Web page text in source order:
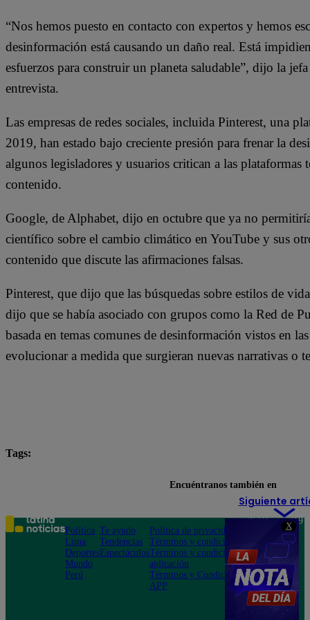
X
“Nos hemos puesto en contacto con expertos y hemos
desinformación está causando un daño real. Está
esfuerzos para construir un planeta saludable”, dijo la
entrevista.
Las empresas de redes sociales, incluida Pinterest, una
2019, han estado bajo creciente presión para frenar la
algunos legisladores y usuarios critican a las plataformas
contenido.
Google, de Alphabet, dijo en octubre que ya no
científico sobre el cambio climático en YouTube y sus
contenido que discute las afirmaciones falsas.
Pinterest, que dijo que las búsquedas sobre estilos de
dijo que se había asociado con grupos como la Red de
basada en temas comunes de desinformación vistos en
evolucionar a medida que surgieran nuevas narrativas o
Tags:
Siguiente
Encuéntranos también en
Política
Lima
Deportes
Mundo
Perú
Te ayudo
Tendencias
Espectáculos
Política de privacidad
Términos y condiciones
Términos y condiciones
aplicación
Términos y Condiciones
APP
Teléfono: 219
Av. San
Felipe 968
Jesús María